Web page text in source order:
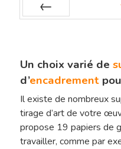
Un choix varié de
d’encadrement
Il existe de nombreux
tirage d’art de votre
propose 19 papiers de
travailler, comme par